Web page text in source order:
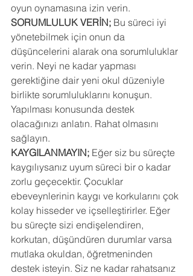
oyun oynamasına izin verin.
SORUMLULUK VERİN; Bu süreci iyi
yönetebilmek için onun da
düşüncelerini alarak ona sorumluluklar
verin. Neyi ne kadar yapması
gerektiğine dair yeni okul düzeniyle
birlikte sorumluluklarını konuşun.
Yapılması konusunda destek
olacağınızı anlatın. Rahat olmasını
sağlayın.
KAYGILANMAYIN; Eğer siz bu süreçte
kaygılıysanız uyum süreci bir o kadar
zorlu geçecektir. Çocuklar
ebeveynlerinin kaygı ve korkularını çok
kolay hisseder ve içselleştirirler. Eğer
bu süreçte sizi endişelendiren,
korkutan, düşündüren durumlar varsa
mutlaka okuldan, öğretmeninden
destek isteyin. Siz ne kadar rahatsanız